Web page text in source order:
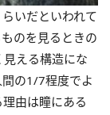
いだといわれて
のを見るときの
える構造にな
の1/7程度でよ
由は瞳にある